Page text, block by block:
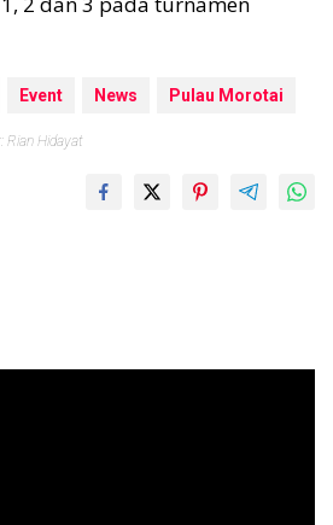
Event News Pulau Morotai
Rian Hidayat